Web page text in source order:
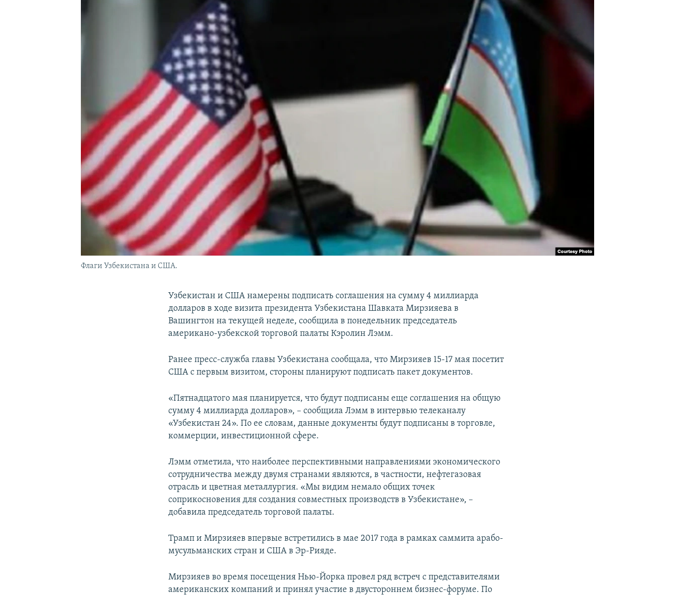
Флаги Узбекистана и США.
Узбекистан и США намерены подписать соглашения на сумму 4 миллиарда
долларов в ходе визита президента Узбекистана Шавката Мирзияева в
Вашингтон на текущей неделе, сообщила в понедельник председатель
американо-узбекской торговой палаты Кэролин Лэмм.
Ранее пресс-служба главы Узбекистана сообщала, что Мирзияев 15-17 мая посетит
США с первым визитом, стороны планируют подписать пакет документов.
«Пятнадцатого мая планируется, что будут подписаны еще соглашения на общую
сумму 4 миллиарда долларов», – сообщила Лэмм в интервью телеканалу
«Узбекистан 24». По ее словам, данные документы будут подписаны в торговле,
коммерции, инвестиционной сфере.
Лэмм отметила, что наиболее перспективными направлениями экономического
сотрудничества между двумя странами являются, в частности, нефтегазовая
отрасль и цветная металлургия. «Мы видим немало общих точек
соприкосновения для создания совместных производств в Узбекистане», –
добавила председатель торговой палаты.
Трамп и Мирзияев впервые встретились в мае 2017 года в рамках саммита арабо-
мусульманских стран и США в Эр-Рияде.
Мирзияев во время посещения Нью-Йорка провел ряд встреч с представителями
американских компаний и принял участие в двустороннем бизнес-форуме. По